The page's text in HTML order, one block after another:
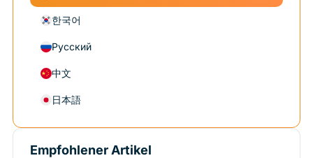
한국어
Русский
中文
日本語
Empfohlener Artikel